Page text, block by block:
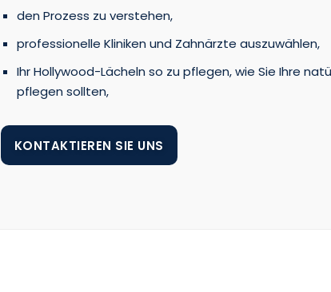
den Prozess zu verstehen,
professionelle Kliniken und Zahnärzte auszuwählen,
Ihr Hollywood-Lächeln so zu pflegen, wie Sie Ihre
pflegen sollten,
KONTAKTIEREN SIE UNS